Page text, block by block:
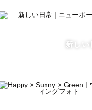
おかげです。感謝しか
ーーー　撮影に込めた
例えば、海外旅行に行
新しい